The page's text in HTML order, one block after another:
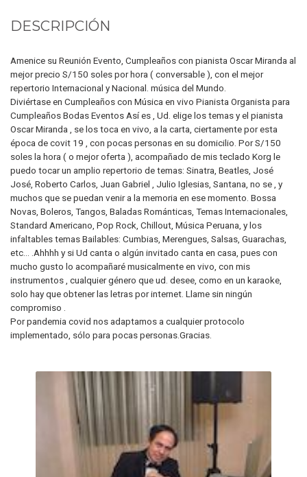
DESCRIPCIÓN
Amenice su Reunión Evento, Cumpleaños con pianista Oscar Miranda al
mejor precio S/150 soles por hora ( conversable ), con el mejor
repertorio Internacional y Nacional. música del Mundo.
Diviértase en Cumpleaños con Música en vivo Pianista Organista para
Cumpleaños Bodas Eventos Así es , Ud. elige los temas y el pianista
Oscar Miranda , se los toca en vivo, a la carta, ciertamente por esta
época de covit 19 , con pocas personas en su domicilio. Por S/150
soles la hora ( o mejor oferta ), acompañado de mis teclado Korg le
puedo tocar un amplio repertorio de temas: Sinatra, Beatles, José
José, Roberto Carlos, Juan Gabriel , Julio Iglesias, Santana, no se , y
muchos que se puedan venir a la memoria en ese momento. Bossa
Novas, Boleros, Tangos, Baladas Románticas, Temas Internacionales,
Standard Americano, Pop Rock, Chillout, Música Peruana, y los
infaltables temas Bailables: Cumbias, Merengues, Salsas, Guarachas,
etc... .Ahhhh y si Ud canta o algún invitado canta en casa, pues con
mucho gusto lo acompañaré musicalmente en vivo, con mis
instrumentos , cualquier género que ud. desee, como en un karaoke,
solo hay que obtener las letras por internet. Llame sin ningún
compromiso .
Por pandemia covid nos adaptamos a cualquier protocolo
implementado, sólo para pocas personas.Gracias.